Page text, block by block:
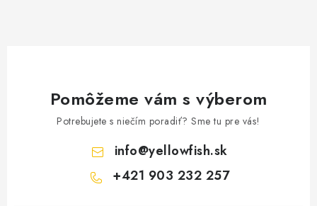
Pomôžeme vám s výberom
Potrebujete s niečím poradiť? Sme tu pre vás!
info@yellowfish.sk
+421 903 232 257